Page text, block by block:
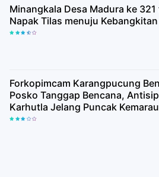
Minangkala Desa Madura ke
Napak Tilas menuju Kebangkitan
Forkopimcam Karangpucung
Posko Tanggap Bencana,
Karhutla Jelang Puncak Kemarau